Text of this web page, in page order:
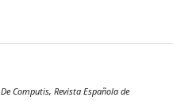
De Computis, Revista Española de